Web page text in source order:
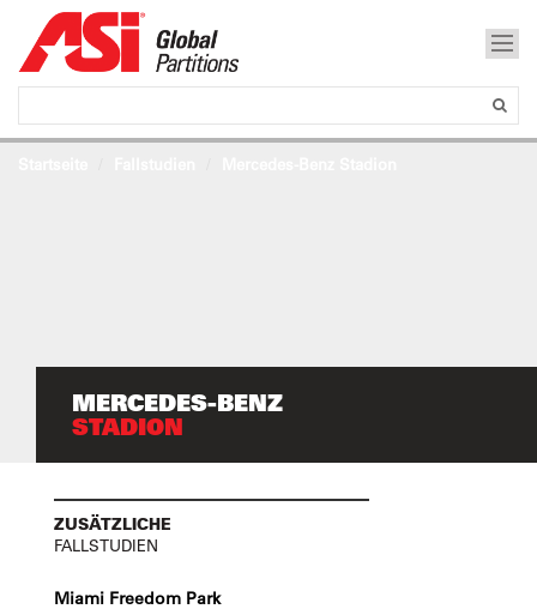
MERCEDES-BENZ
STADION
ZUSÄTZLICHE
FALLSTUDIEN
Miami Freedom Park